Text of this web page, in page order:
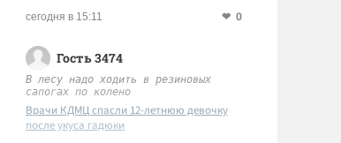
сегодня в 15:11 0
Гость 3474
В лесу надо ходить в резиновых
сапогах по колено
Врачи КДМЦ спасли 12-летнюю девочку
после укуса гадюки